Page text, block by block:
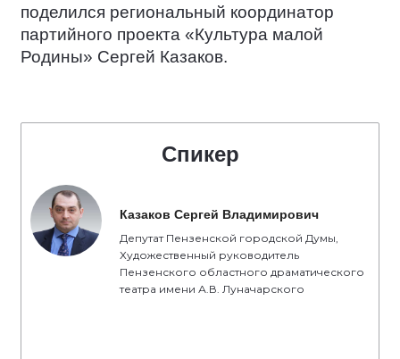
поделился региональный координатор
партийного проекта «Культура малой
Родины» Сергей Казаков.
Спикер
Казаков Сергей Владимирович
Депутат Пензенской городской Думы,
Художественный руководитель
Пензенского областного драматического
театра имени А.В. Луначарского